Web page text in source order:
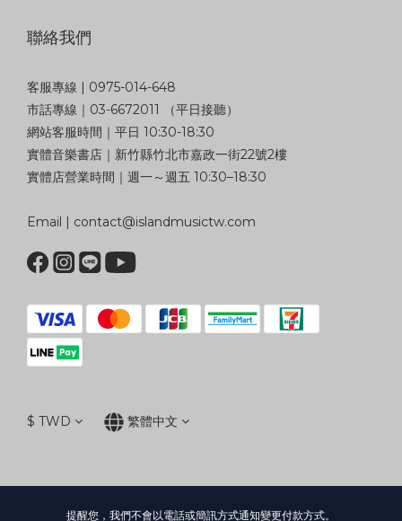
聯絡我們
客服專線 | 0975-014-648
市話專線｜03-6672011 （平日接聽）
網站客服時間｜平日 10:30-18:30
實體音樂書店｜新竹縣竹北市嘉政一街22號2樓
實體店營業時間｜週一～週五 10:30–18:30
Email | contact@islandmusictw.com
$ TWD 繁體中文
提醒您，我們不會以電話或簡訊方式通知變更付款方式。